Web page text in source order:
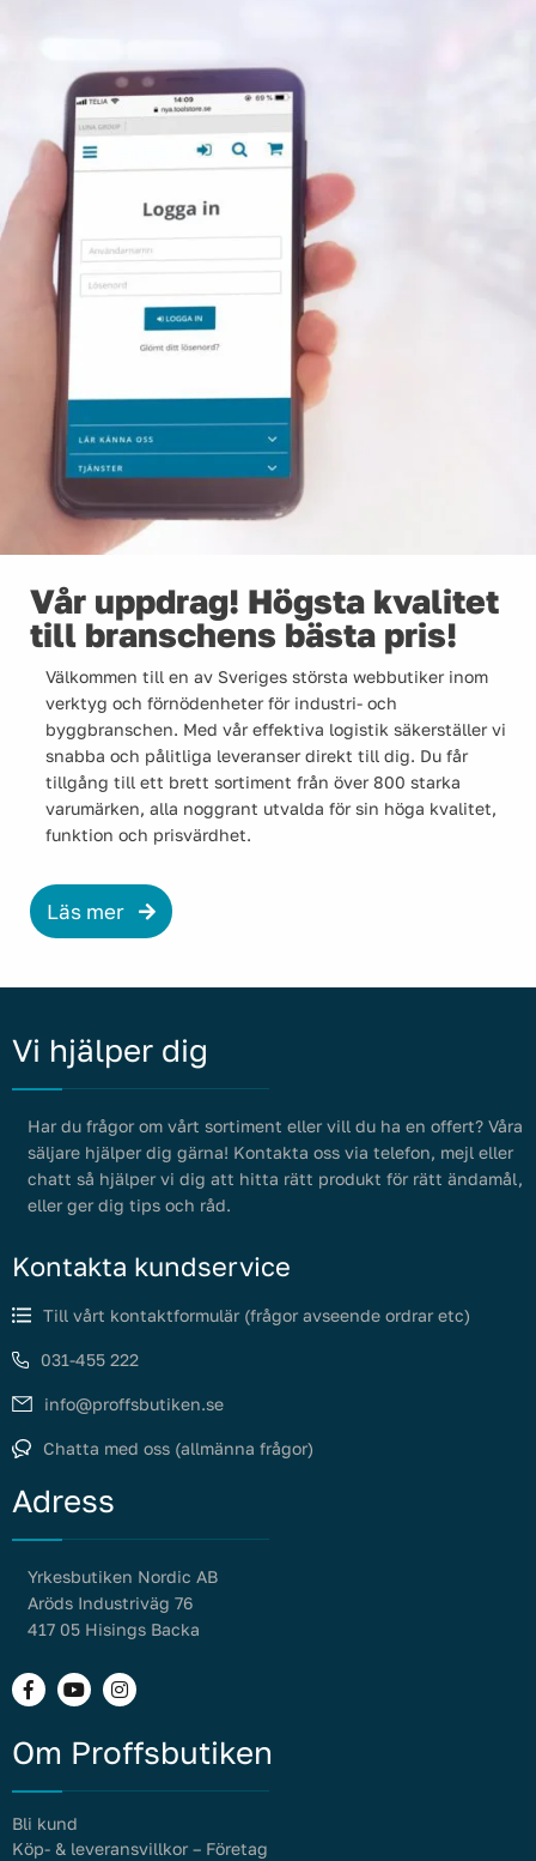
Vår uppdrag! Högsta kvalitet
till branschens bästa pris!
Välkommen till en av Sveriges största webbutiker inom
verktyg och förnödenheter för industri- och
byggbranschen. Med vår effektiva logistik säkerställer vi
snabba och pålitliga leveranser direkt till dig. Du får
tillgång till ett brett sortiment från över 800 starka
varumärken, alla noggrant utvalda för sin höga kvalitet,
funktion och prisvärdhet.
Läs mer
Vi hjälper dig
Har du frågor om vårt sortiment eller vill du ha en offert? Våra
säljare hjälper dig gärna! Kontakta oss via telefon, mejl eller
chatt så hjälper vi dig att hitta rätt produkt för rätt ändamål,
eller ger dig tips och råd.
Kontakta kundservice
Till vårt kontaktformulär (frågor avseende ordrar etc)
031-455 222
info@proffsbutiken.se
Chatta med oss (allmänna frågor)
Adress
Yrkesbutiken Nordic AB
Aröds Industriväg 76
417 05 Hisings Backa
Om Proffsbutiken
Bli kund
Köp- & leveransvillkor – Företag